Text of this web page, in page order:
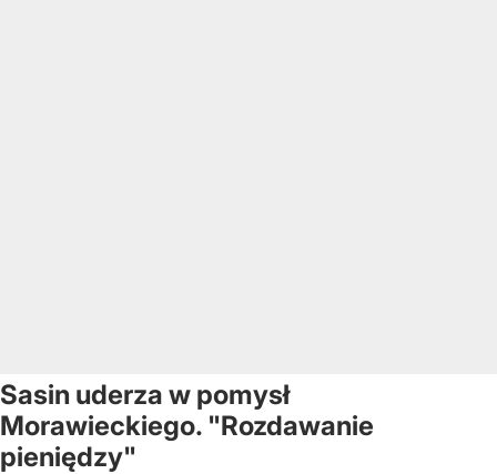
Sasin uderza w pomysł
Morawieckiego. "Rozdawanie
pieniędzy"